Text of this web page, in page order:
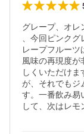
グレープ、オレ
、今回ピンク
レープフルーツ
風味の再現度
しくいただけ
が、それでもジ
す。一番飲み易
して、次はレモ